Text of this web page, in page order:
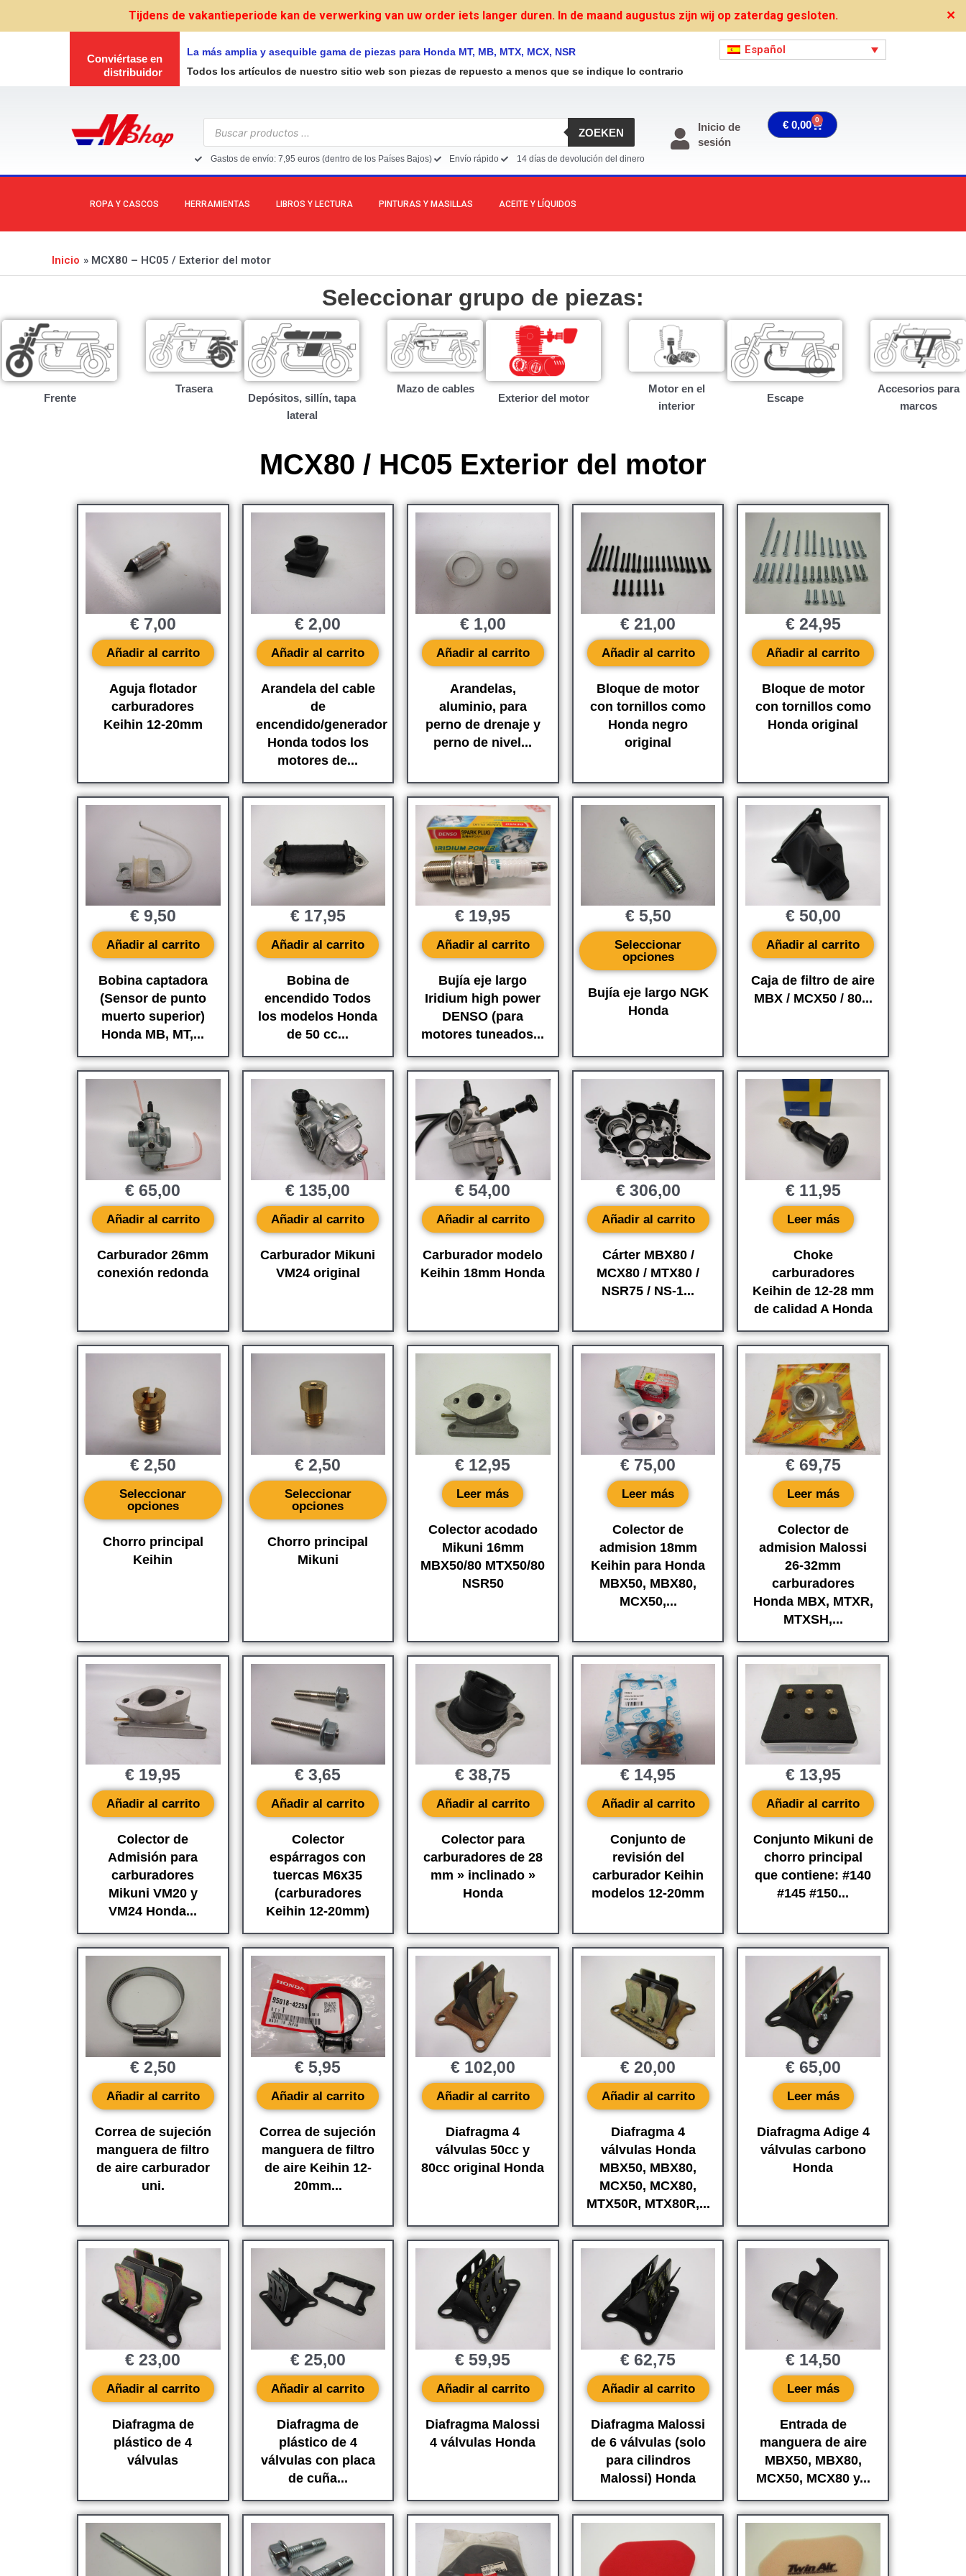
Tijdens de vakantieperiode kan de verwerking van uw order iets langer duren. In de maand augustus zijn wij op zaterdag gesloten. ✕
Conviértase en
distribuidor
La más amplia y asequible gama de piezas para Honda MT, MB, MTX, MCX, NSR
Todos los artículos de nuestro sitio web son piezas de repuesto a menos que se indique lo contrario
Español
Búsqueda
de
productos
ZOEKEN
Gastos de envío: 7,95 euros (dentro de los Países Bajos) Envío rápido 14 días de devolución del dinero
Inicio de
sesión
€ 0,00 0 Carrito
ROPA Y CASCOS HERRAMIENTAS LIBROS Y LECTURA PINTURAS Y MASILLAS ACEITE Y LÍQUIDOS
Inicio MCX80 – HC05 / Exterior del motor
Seleccionar grupo de piezas:
Frente
Trasera
Depósitos, sillín, tapa
lateral
Mazo de cables
Exterior del motor
Motor en el
interior
Escape
Accesorios para
marcos
MCX80 / HC05 Exterior del motor
Aguja flotador
carburadores
Keihin 12-20mm
€7,00
Añadir al carrito
Arandela del cable
de
encendido/generador
Honda todos los
motores de...
€ 2,00
Añadir al carrito
Arandelas,
aluminio, para
perno de drenaje y
perno de nivel...
€1,00
Añadir al carrito
Bloque de motor
con tornillos como
Honda negro
original
€ 21,00
Añadir al carrito
Bloque de motor
con tornillos como
Honda original
€24,95
Añadir al carrito
Bobina captadora
(Sensor de punto
muerto superior)
Honda MB, MT,...
€9,50
Añadir al carrito
Bobina de
encendido Todos
los modelos Honda
de 50 cc...
€17,95
Añadir al carrito
Bujía eje largo
Iridium high power
DENSO (para
motores tuneados...
€ 19,95
Añadir al carrito
Bujía eje largo NGK
Honda
€5,50
Seleccionar
opciones
Caja de filtro de aire
MBX / MCX50 / 80...
€50,00
Añadir al carrito
Carburador 26mm
conexión redonda
€ 65,00
Añadir al carrito
Carburador Mikuni
VM24 original
€ 135,00
Añadir al carrito
Carburador modelo
Keihin 18mm Honda
€ 54,00
Añadir al carrito
Cárter MBX80 /
MCX80 / MTX80 /
NSR75 / NS-1...
€306,00
Añadir al carrito
Choke
carburadores
Keihin de 12-28 mm
de calidad A Honda
€11,95
Leer más
Chorro principal
Keihin
€2,50
Seleccionar
opciones
Chorro principal
Mikuni
€ 2,50
Seleccionar
opciones
Colector acodado
Mikuni 16mm
MBX50/80 MTX50/80
NSR50
€ 12,95
Leer más
Colector de
admision 18mm
Keihin para Honda
MBX50, MBX80,
MCX50,...
€ 75,00
Leer más
Colector de
admision Malossi
26-32mm
carburadores
Honda MBX, MTXR,
MTXSH,...
€69,75
Leer más
Colector de
Admisión para
carburadores
Mikuni VM20 y
VM24 Honda...
€ 19,95
Añadir al carrito
Colector
espárragos con
tuercas M6x35
(carburadores
Keihin 12-20mm)
€ 3,65
Añadir al carrito
Colector para
carburadores de 28
mm » inclinado »
Honda
€ 38,75
Añadir al carrito
Conjunto de
revisión del
carburador Keihin
modelos 12-20mm
€ 14,95
Añadir al carrito
Conjunto Mikuni de
chorro principal
que contiene: #140
#145 #150...
€13,95
Añadir al carrito
Correa de sujeción
manguera de filtro
de aire carburador
uni.
€2,50
Añadir al carrito
Correa de sujeción
manguera de filtro
de aire Keihin 12-
20mm...
€ 5,95
Añadir al carrito
Diafragma 4
válvulas 50cc y
80cc original Honda
€102,00
Añadir al carrito
Diafragma 4
válvulas Honda
MBX50, MBX80,
MCX50, MCX80,
MTX50R, MTX80R,...
€ 20,00
Añadir al carrito
Diafragma Adige 4
válvulas carbono
Honda
€65,00
Leer más
Diafragma de
plástico de 4
válvulas
€ 23,00
Añadir al carrito
Diafragma de
plástico de 4
válvulas con placa
de cuña...
€25,00
Añadir al carrito
Diafragma Malossi
4 válvulas Honda
€ 59,95
Añadir al carrito
Diafragma Malossi
de 6 válvulas (solo
para cilindros
Malossi) Honda
€ 62,75
Añadir al carrito
Entrada de
manguera de aire
MBX50, MBX80,
MCX50, MCX80 y...
€14,50
Leer más